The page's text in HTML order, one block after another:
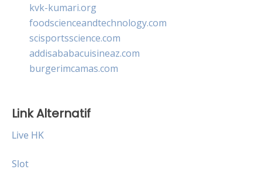
kvk-kumari.org
foodscienceandtechnology.com
scisportsscience.com
addisababacuisineaz.com
burgerimcamas.com
Link Alternatif
Live HK
Slot